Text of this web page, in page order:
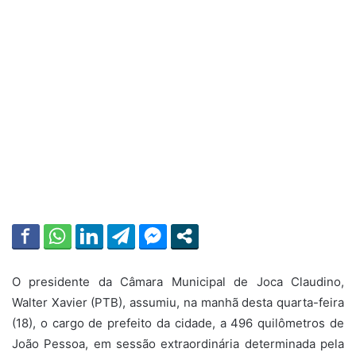
O presidente da Câmara Municipal de Joca Claudino,
Walter Xavier (PTB), assumiu, na manhã desta quarta-feira
(18), o cargo de prefeito da cidade, a 496 quilômetros de
João Pessoa, em sessão extraordinária determinada pela